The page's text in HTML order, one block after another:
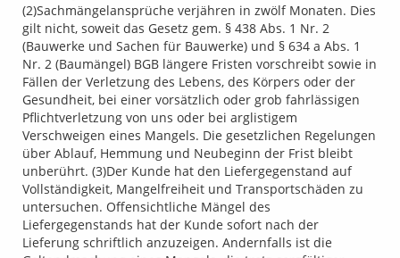
(2)Sachmängelansprüche verjähren in zwölf Monaten. Dies
gilt nicht, soweit das Gesetz gem. § 438 Abs. 1 Nr. 2
(Bauwerke und Sachen für Bauwerke) und § 634 a Abs. 1
Nr. 2 (Baumängel) BGB längere Fristen vorschreibt sowie in
Fällen der Verletzung des Lebens, des Körpers oder der
Gesundheit, bei einer vorsätzlich oder grob fahrlässigen
Pflichtverletzung von uns oder bei arglistigem
Verschweigen eines Mangels. Die gesetzlichen Regelungen
über Ablauf, Hemmung und Neubeginn der Frist bleibt
unberührt. (3)Der Kunde hat den Liefergegenstand auf
Vollständigkeit, Mangelfreiheit und Transportschäden zu
untersuchen. Offensichtliche Mängel des
Liefergegenstands hat der Kunde sofort nach der
Lieferung schriftlich anzuzeigen. Andernfalls ist die